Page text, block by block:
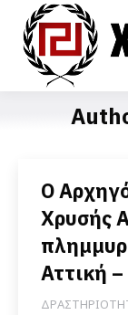
Ο
Χρυσής
Αττική